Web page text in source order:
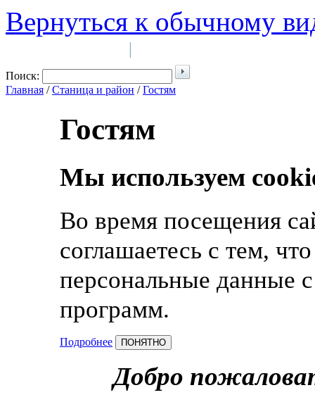
Вернуться к обычному
|
Поиск:
Главная /Станица и район /Гостям
Гостям
Мы используем
Во время посещения
соглашаетесь с тем,
персональные данные
программ.
Подробнее ПОНЯТНО
Добро